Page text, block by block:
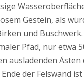
Gestein, als
und
Pfad, nur etwa
ausladenden
der Felswand